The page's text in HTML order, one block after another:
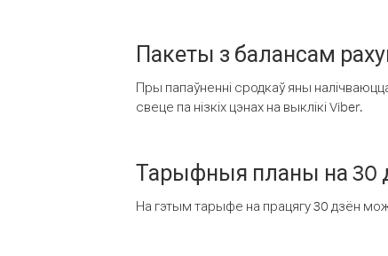
Пакеты з балансам
Пры папаўненні сродкаў яны
свеце па нізкіх цэнах на выклікі Viber.
Тарыфныя планы на 30
На гэтым тарыфе на працягу 30 дзён